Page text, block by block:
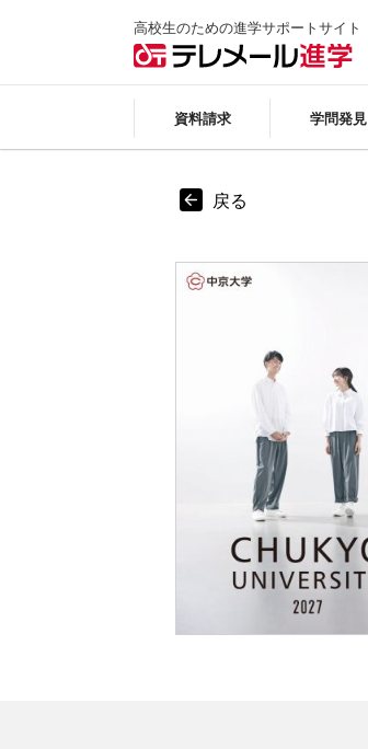
高校生のための進学サポートサイト
資料請求 学問発見
戻る